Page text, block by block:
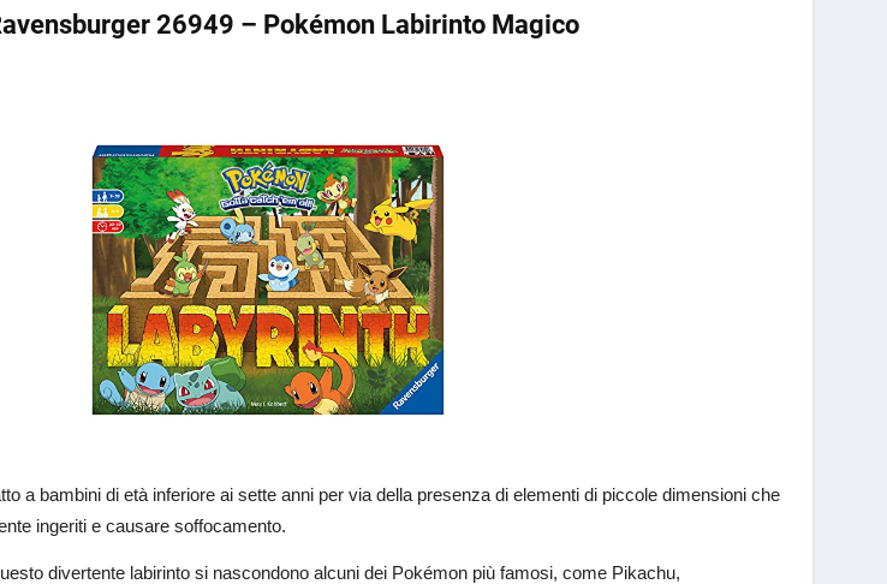
26949 – Pokémon Labirinto Magico
a bambini di età inferiore ai sette anni per via della presenza di elementi di piccole dimensioni che
ingeriti e causare soffocamento.
divertente labirinto si nascondono alcuni dei Pokémon più famosi, come Pikachu,